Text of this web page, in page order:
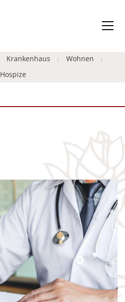
Krankenhaus
Wohnen
Hospize